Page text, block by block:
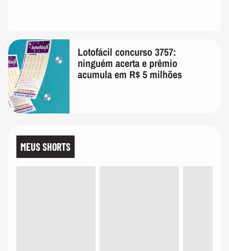
Lotofácil concurso 3757:
ninguém acerta e prêmio
acumula em R$ 5 milhões
MEUS SHORTS